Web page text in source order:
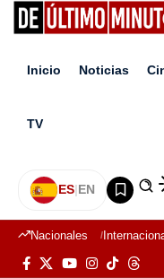
Inicio Noticias
TV
ES|EN
Nacionales